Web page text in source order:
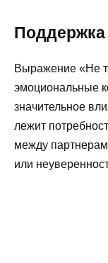
Выражение «Не
эмоциональные
значительное
лежит
между
или